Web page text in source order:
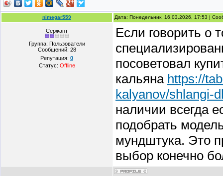
nimegar559 Дата: Понедельник, 16.03.2026, 17:53 |
Сержант
Группа: Пользователи
Сообщений: 28
Репутация: 0
Статус: Offline
Если говорить о
посоветовал
кальяна https://
kalyanov/shlangi-
наличии всегда
подобрать
мундштука. Это
выбор конечно